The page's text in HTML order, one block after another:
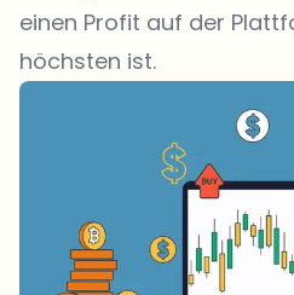
einen Profit auf der
höchsten ist.